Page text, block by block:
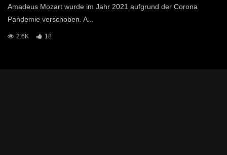
Amadeus Mozart wurde im Jahr 2021 aufgrund der Corona
Pandemie verschoben. A...
2.6K 18